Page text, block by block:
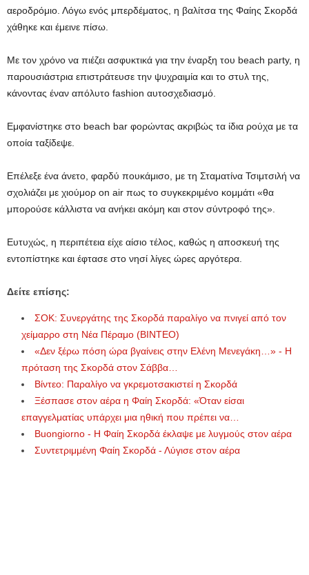
αεροδρόμιο. Λόγω ενός μπερδέματος, η βαλίτσα της Φαίης Σκορδά
χάθηκε και έμεινε πίσω.
Με τον χρόνο να πιέζει ασφυκτικά για την έναρξη του beach party, η
παρουσιάστρια επιστράτευσε την ψυχραιμία και το στυλ της,
κάνοντας έναν απόλυτο fashion αυτοσχεδιασμό.
Εμφανίστηκε στο beach bar φορώντας ακριβώς τα ίδια ρούχα με τα
οποία ταξίδεψε.
Επέλεξε ένα άνετο, φαρδύ πουκάμισο, με τη Σταματίνα Τσιμτσιλή να
σχολιάζει με χιούμορ on air πως το συγκεκριμένο κομμάτι «θα
μπορούσε κάλλιστα να ανήκει ακόμη και στον σύντροφό της».
Ευτυχώς, η περιπέτεια είχε αίσιο τέλος, καθώς η αποσκευή της
εντοπίστηκε και έφτασε στο νησί λίγες ώρες αργότερα.
Δείτε επίσης:
ΣΟΚ: Συνεργάτης της Σκορδά παραλίγο να πνιγεί από τον
χείμαρρο στη Νέα Πέραμο (ΒΙΝΤΕΟ)
«Δεν ξέρω πόση ώρα βγαίνεις στην Ελένη Μενεγάκη…» - Η
πρόταση της Σκορδά στον Σάββα…
Βίντεο: Παραλίγο να γκρεμοτσακιστεί η Σκορδά
Ξέσπασε στον αέρα η Φαίη Σκορδά: «Όταν είσαι
επαγγελματίας υπάρχει μια ηθική που πρέπει να…
Buongiorno - Η Φαίη Σκορδά έκλαψε με λυγμούς στον αέρα
Συντετριμμένη Φαίη Σκορδά - Λύγισε στον αέρα